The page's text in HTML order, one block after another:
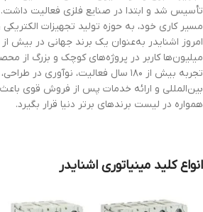
تأسیس شد و ابتدا در صنایع فلزی فعالیت داشت.
مسیر کاری خود، به حوزه تولید تجهیزات الکتریکی
میلیون‌ها کاربر در پروژه‌های کوچک و بزرگ از
تجربه بیش از ۱۸۰ سال فعالیت، نوآوری در
بین‌المللی و ارائه خدمات پس از فروش قوی
همواره در لیست برندهای برتر دنیا قرار بگیرد.
انواع کلید مینیاتوری اشنایدر